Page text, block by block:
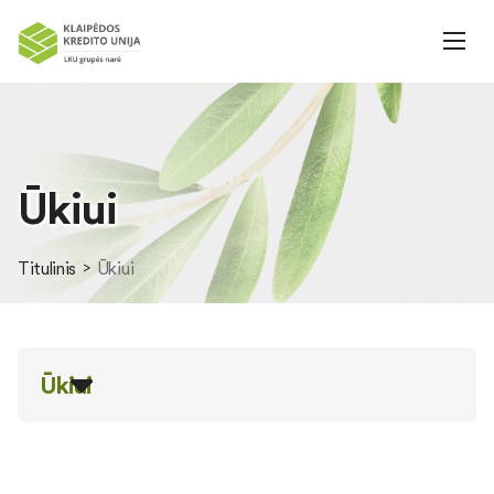
Ūkiui
Titulinis Ūkiui
Ūkiui